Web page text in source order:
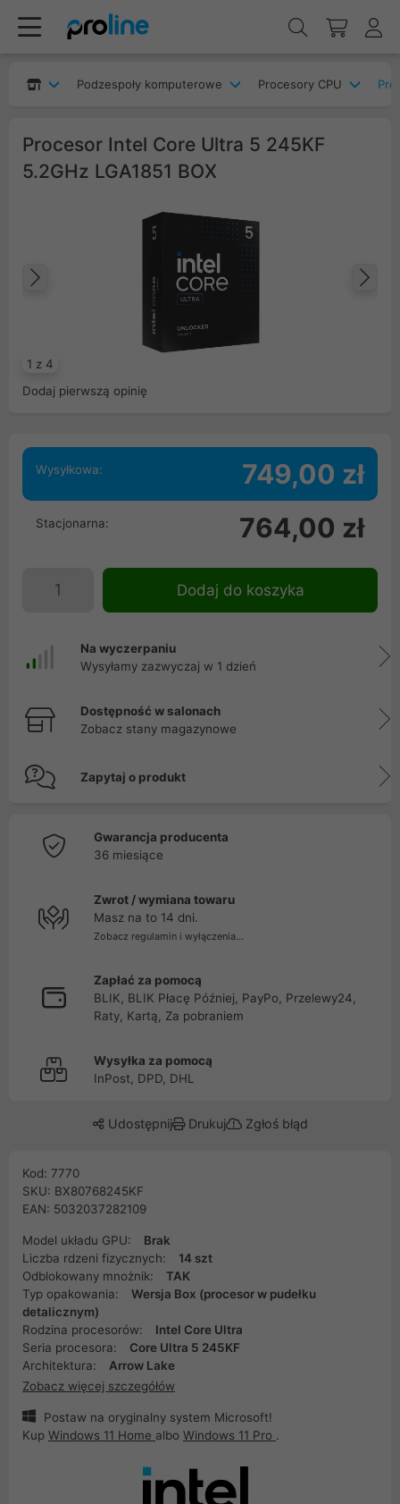
Podzespoły komputerowe Procesory CPU
Procesor Intel Core Ultra 5 245KF
5.2GHz LGA1851 BOX
1 z 4
Poprzedni
Dodaj pierwszą opinię
Wysyłkowa: 749,00 zł
Stacjonarna: 764,00 zł
Dodaj do koszyka
Na wyczerpaniu
Wysyłamy zazwyczaj w 1 dzień
Dostępność w salonach
Zobacz stany magazynowe
Zapytaj o produkt
Gwarancja producenta
36 miesiące
Zwrot / wymiana towaru
Masz na to 14 dni.
Zobacz regulamin i wyłączenia...
Zapłać za pomocą
BLIK, BLIK Płacę Później, PayPo, Przelewy24,
Raty, Kartą, Za pobraniem
Wysyłka za pomocą
InPost, DPD, DHL
Udostępnij Drukuj Zgłoś błąd
Kod: 7770
SKU: BX80768245KF
EAN: 5032037282109
Model układu GPU:
Brak
Liczba rdzeni fizycznych:
14 szt
Odblokowany mnożnik:
TAK
Typ opakowania:
Wersja Box (procesor w pudełku
detalicznym)
Rodzina procesorów:
Intel Core Ultra
Seria procesora:
Core Ultra 5 245KF
Architektura:
Arrow Lake
Zobacz więcej szczegółów
Postaw na oryginalny system Microsoft!
Kup Windows 11 Home albo Windows 11 Pro .